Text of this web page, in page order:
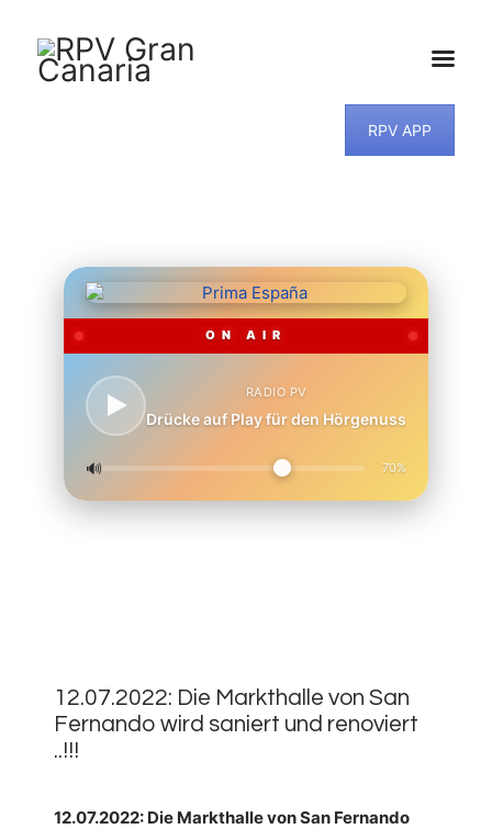
RPV APP
ON AIR
RADIO PV
Drücke auf Play für den Hörgenuss
🔊 70%
MUSIKWUNSCH
12.07.2022: Die Markthalle von San
Fernando wird saniert und renoviert
..!!!
12.07.2022: Die Markthalle von San Fernando